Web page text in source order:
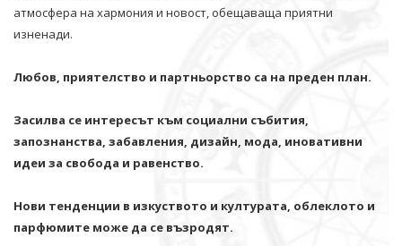
атмосфера на хармония и новост, обещаваща приятни
изненади.
Любов, приятелство и партньорство са на преден план.
Засилва се интересът към социални събития,
запознанства, забавления, дизайн, мода, иновативни
идеи за свобода и равенство.
Нови тенденции в изкуството и културата, облеклото и
парфюмите може да се възродят.